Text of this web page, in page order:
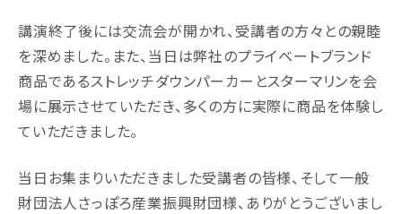
講演終了後には交流会が開かれ、受講者の方々との親睦
を深めました。また、当日は弊社のプライベートブランド
商品であるストレッチダウンパーカーとスターマリンを会
場に展示させていただき、多くの方に実際に商品を体験し
ていただきました。
当日お集まりいただきました受講者の皆様、そして一般
財団法人さっぽろ産業振興財団様、ありがとうございまし